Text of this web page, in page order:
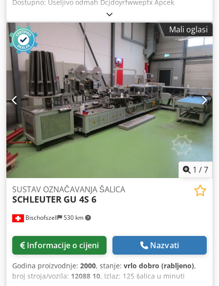
Dostupno: Useljivo odmah Dcjdoyrfwwepfx Apcek
Mali oglasi
1 /7
Bischofszell 530 km
SUSTAV OZNAČAVANJA ŠALICA
SCHLEUTER GU 4S 6
Informacije o cijeni Nazvati
Godina proizvodnje: 2000, stanje: vrlo dobro (rabljeno),
broj stroja/vozila: 12088 10, Izlaz: 125 šalica u minuti